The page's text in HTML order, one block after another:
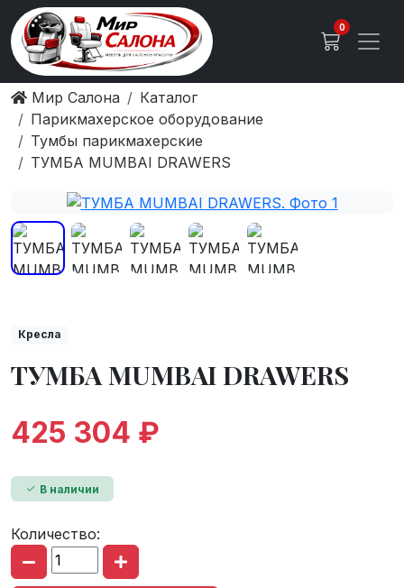
0
Мир Салона
Каталог
Парикмахерское оборудование
Тумбы парикмахерские
ТУМБА MUMBAI DRAWERS
Кресла
ТУМБА MUMBAI DRAWERS
425 304 ₽
В наличии
Количество: